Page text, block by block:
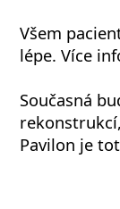
Všem
lépe. Více
Současná
Pavilon je